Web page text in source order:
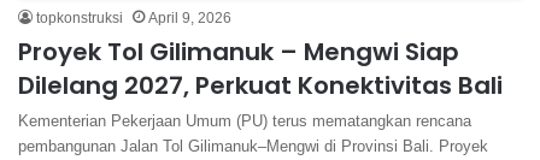
topkonstruksi April 9, 2026
Proyek Tol Gilimanuk – Mengwi Siap
Dilelang 2027, Perkuat Konektivitas Bali
Kementerian Pekerjaan Umum (PU) terus mematangkan rencana
pembangunan Jalan Tol Gilimanuk–Mengwi di Provinsi Bali. Proyek